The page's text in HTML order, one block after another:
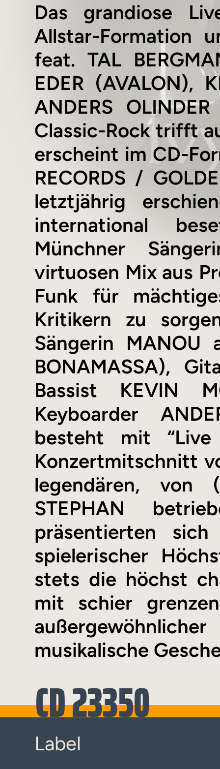
Das grandiose
Allstar-Formation
feat. TAL
EDER (AVALON),
ANDERS
Classic-Rock trifft
erscheint im CD-
RECORDS /
letztjährig
international
Münchner
virtuosen Mix aus
Funk für
Kritikern zu
Sängerin MANOU
BONAMASSA),
Bassist KEVIN
Keyboarder
besteht mit
Konzertmitschnitt
legendären, von
STEPHAN
präsentierten
spielerischer
stets die höchst
mit schier
musikalische
CD 23350
Label